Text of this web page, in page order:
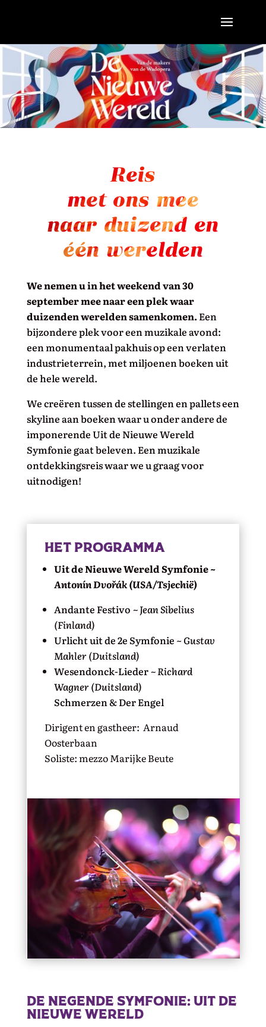
We nemen u in het weekend van 30
september mee naar een plek waar
duizenden werelden samenkomen.Een
bijzondere plek voor een muzikale avond:
een monumentaal pakhuis op een verlaten
industrieterrein, metmiljoenenboeken uit
de hele wereld.
We creëren tussen de stellingen en pallets een
skyline aan boeken waar u onder andere de
imponerende Uit de Nieuwe Wereld
Symfonie gaat beleven. Een muzikale
ontdekkingsreis waar we u graag voor
uitnodigen!
HET PROGRAMMA
Uit de Nieuwe Wereld Symfonie ~
Antonín Dvořák (USA/Tsjechië)
Andante Festivo ~ Jean Sibelius
(Finland)
Urlicht uit de 2e Symfonie ~Gustav
Mahler (Duitsland)
Wesendonck-Lieder~ Richard
Wagner (Duitsland)
Schmerzen & Der Engel
Dirigent en gastheer: Arnaud
Oosterbaan
Soliste: mezzo Marijke Beute
De negende symfonie: uit de
nieuwe wereld